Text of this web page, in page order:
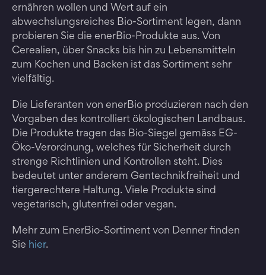
ernähren wollen und Wert auf ein
abwechslungsreiches Bio-Sortiment legen, dann
probieren Sie die enerBio-Produkte aus. Von
Cerealien, über Snacks bis hin zu Lebensmitteln
zum Kochen und Backen ist das Sortiment sehr
vielfältig.
Die Lieferanten von enerBio produzieren nach den
Vorgaben des kontrolliert ökologischen Landbaus.
Die Produkte tragen das Bio-Siegel gemäss EG-
Öko-Verordnung, welches für Sicherheit durch
strenge Richtlinien und Kontrollen steht. Dies
bedeutet unter anderem Gentechnikfreiheit und
tiergerechtere Haltung. Viele Produkte sind
vegetarisch, glutenfrei oder vegan.
Mehr zum EnerBio-Sortiment von Denner finden
Sie hier.